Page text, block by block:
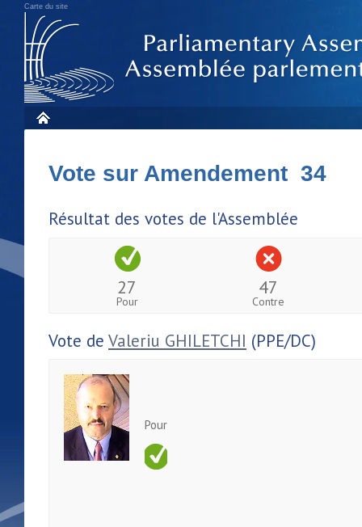
Carte du site
Vote sur Amendement 34
Résultat des votes de l'Assemblée
27
Pour
47
Contre
Vote de Valeriu GHILETCHI (PPE/DC)
Pour